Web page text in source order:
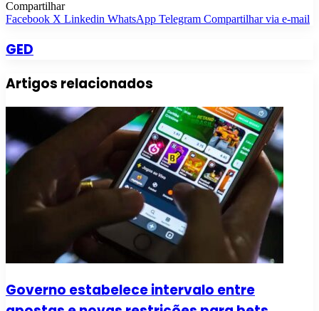
Compartilhar
Facebook X Linkedin WhatsApp Telegram Compartilhar via e-mail
GED
Artigos relacionados
Governo estabelece intervalo entre